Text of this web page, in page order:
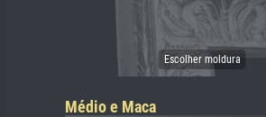
Médio e Maca